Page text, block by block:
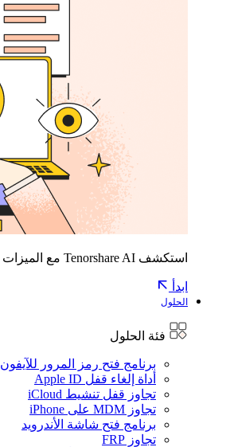
استكشف Tenorshare AI مع الميزات الجديدة المذهلة
ابدأ
الحلول
فئة الحلول
برنامج فتح رمز المرور للآيفون
أداة إلغاء قفل Apple ID
تجاوز قفل تنشيط iCloud
تجاوز MDM على iPhone
برنامج فتح شاشة الأندرويد
تجاوز FRP